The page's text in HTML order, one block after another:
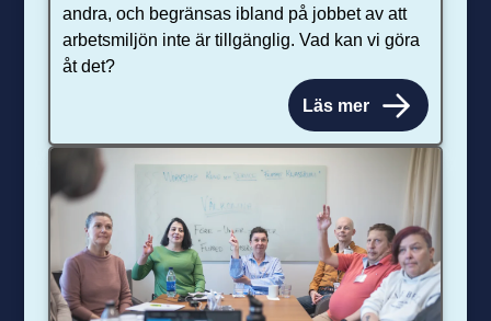
andra, och begränsas ibland på jobbet av att
arbetsmiljön inte är tillgänglig. Vad kan vi göra
åt det?
Läs mer